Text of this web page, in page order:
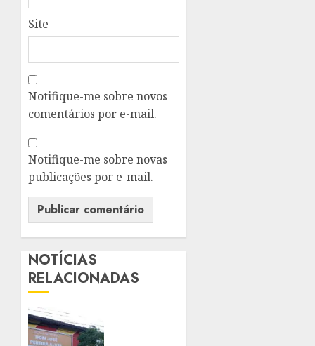
Site
Notifique-me sobre novos
comentários por e-mail.
Notifique-me sobre novas
publicações por e-mail.
NOTÍCIAS
RELACIONADAS